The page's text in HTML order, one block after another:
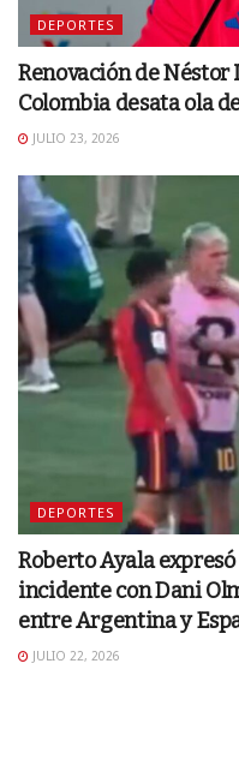
DEPORTES
Renovación de Néstor
Colombia desata ola
JULIO 23, 2026
DEPORTES
Roberto Ayala
incidente con Dani
entre Argentina y
JULIO 22, 2026